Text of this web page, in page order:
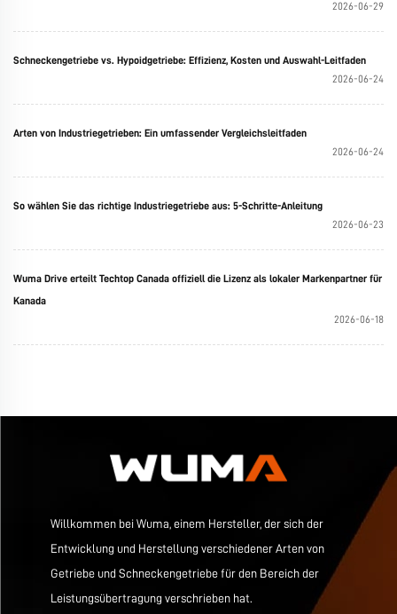
2026-06-29
Schneckengetriebe vs. Hypoidgetriebe: Effizienz, Kosten und Auswahl-Leitfaden
2026-06-24
Arten von Industriegetrieben: Ein umfassender Vergleichsleitfaden
2026-06-24
So wählen Sie das richtige Industriegetriebe aus: 5-Schritte-Anleitung
2026-06-23
Wuma Drive erteilt Techtop Canada offiziell die Lizenz als lokaler Markenpartner für
Kanada
2026-06-18
Willkommen bei Wuma, einem Hersteller, der sich der
Entwicklung und Herstellung verschiedener Arten von
Getriebe und Schneckengetriebe für den Bereich der
Leistungsübertragung verschrieben hat.